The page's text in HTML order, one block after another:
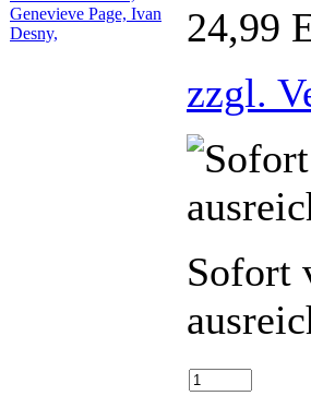
24,99
zzgl.
Sofort